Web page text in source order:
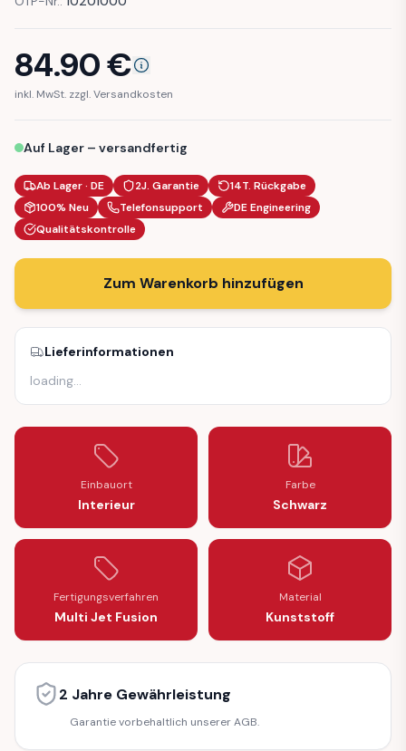
84.90€
inkl. MwSt. zzgl. Versandkosten
Auf Lager – versandfertig
Ab Lager · DE 2J. Garantie
14T. Rückgabe
100% Neu
Telefonsupport
DE Engineering
Qualitätskontrolle
Zum Warenkorb hinzufügen
Lieferinformationen
loading…
Einbauort
Interieur
Farbe
Schwarz
Fertigungsverfahren
Multi Jet Fusion
Material
Kunststoff
2 Jahre Gewährleistung
Garantie vorbehaltlich unserer AGB.